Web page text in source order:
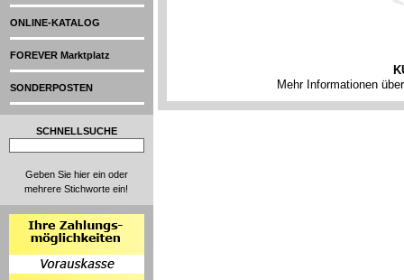
SCHNELLSUCHE
Geben Sie hier ein oder
mehrere Stichworte ein!
Mehr Informationen
ONLINE-KATALOG
FOREVER Marktplatz
SONDERPOSTEN